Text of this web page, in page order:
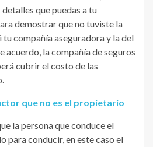
que puedas a tu
demostrar que no tuviste la
tu compañía aseguradora y la del
acuerdo, la compañía de seguros
cubrir el costo de las
que no es el propietario
la persona que conduce el
para conducir, en este caso el